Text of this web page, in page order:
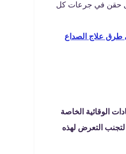
حقن في جرعات كل
علاج الصداع
الوقائية الخاصة
لتجنب التعرض لهذه